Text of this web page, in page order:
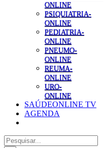
ONLINE
PSIQUIATRIA-
ONLINE
PEDIATRIA-
ONLINE
PNEUMO-
ONLINE
REUMA-
ONLINE
URO-
ONLINE
SAÚDEONLINE TV
AGENDA
Pesquisar